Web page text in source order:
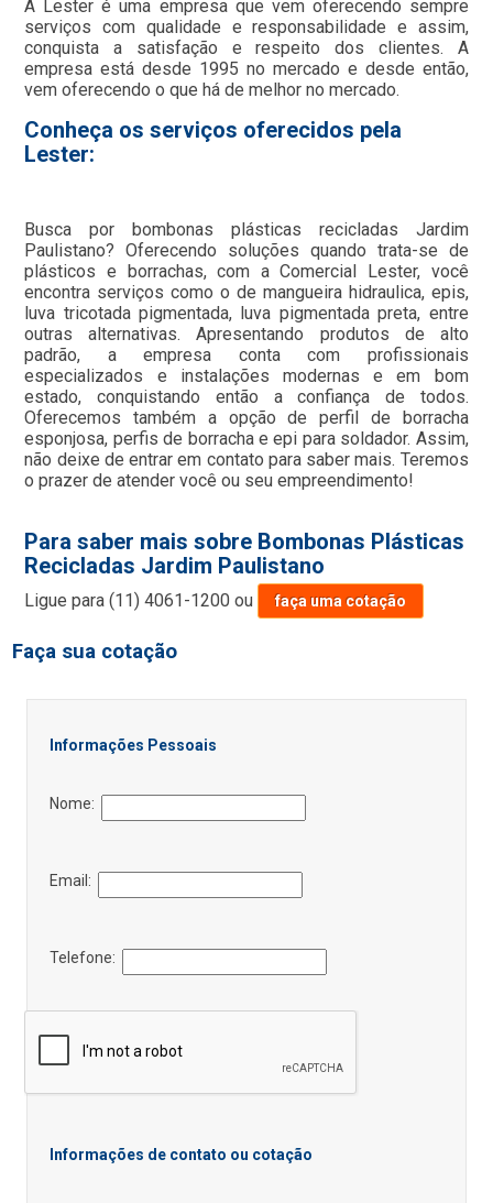
A Lester é uma empresa que vem oferecendo sempre
serviços com qualidade e responsabilidade e assim,
conquista a satisfação e respeito dos clientes. A
empresa está desde 1995 no mercado e desde então,
vem oferecendo o que há de melhor no mercado.
Conheça os serviços oferecidos pela
Lester:
Busca por bombonas plásticas recicladas Jardim
Paulistano? Oferecendo soluções quando trata-se de
plásticos e borrachas, com a Comercial Lester, você
encontra serviços como o de mangueira hidraulica, epis,
luva tricotada pigmentada, luva pigmentada preta, entre
outras alternativas. Apresentando produtos de alto
padrão, a empresa conta com profissionais
especializados e instalações modernas e em bom
estado, conquistando então a confiança de todos.
Oferecemos também a opção de perfil de borracha
esponjosa, perfis de borracha e epi para soldador. Assim,
não deixe de entrar em contato para saber mais. Teremos
o prazer de atender você ou seu empreendimento!
Para saber mais sobre Bombonas Plásticas
Recicladas Jardim Paulistano
Ligue para(11) 4061-1200 ou faça uma cotação
Faça sua cotação
Informações Pessoais
Nome:
Email:
Telefone:
Informações de contato ou cotação